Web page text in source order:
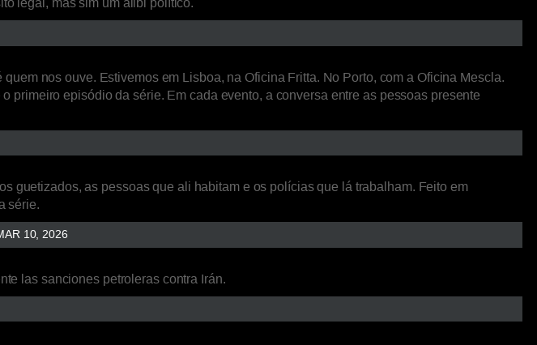
legal, mas sim um álibi político.
nos ouve. Estivemos em Lisboa, na Oficina Fritta. No Porto, com a Oficina Mescla.
primeiro episódio da série. Em cada evento, a conversa entre as pessoas presente
guetizados, as pessoas que ali habitam e os polícias que lá trabalham. Feito em
série.
10, 2026
las sanciones petroleras contra Irán.